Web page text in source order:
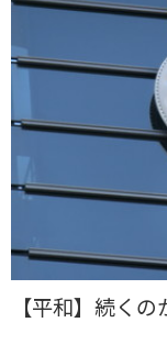
【平和】続く